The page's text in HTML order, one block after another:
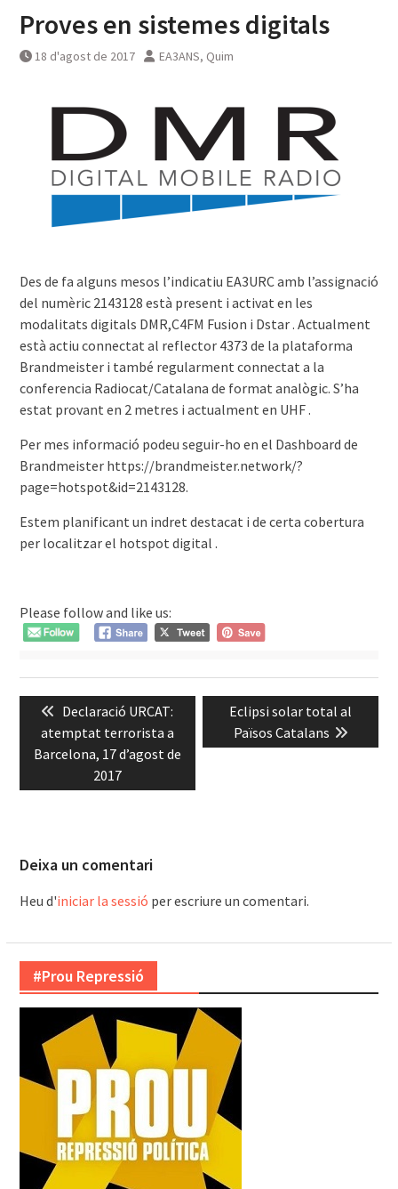
Proves en sistemes digitals
18 d'agost de 2017 EA3ANS, Quim
Des de fa alguns mesos l’indicatiu EA3URC amb l’assignació
del numèric 2143128 està present i activat en les
modalitats digitals DMR,C4FM Fusion i Dstar . Actualment
està actiu connectat al reflector 4373 de la plataforma
Brandmeister i també regularment connectat a la
conferencia Radiocat/Catalana de format analògic. S’ha
estat provant en 2 metres i actualment en UHF .
Per mes informació podeu seguir-ho en el Dashboard de
Brandmeister https://brandmeister.network/?
page=hotspot&id=2143128.
Estem planificant un indret destacat i de certa cobertura
per localitzar el hotspot digital .
Please follow and like us:
d'entrades
Previous
post:
Declaració URCAT:
atemptat terrorista a
Barcelona, 17 d’agost de
2017
Next
post:
Eclipsi solar total al
Països Catalans
Deixa un comentari
Heu d'iniciar la sessió per escriure un comentari.
#Prou Repressió